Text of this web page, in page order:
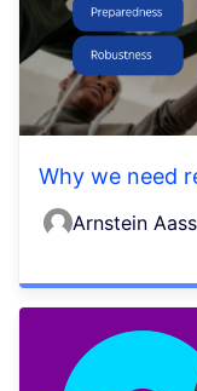
Why we need
Arnstein